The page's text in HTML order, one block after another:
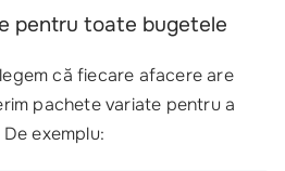
pentru toate bugetele
că fiecare afacere are
pachete variate pentru a
exemplu: